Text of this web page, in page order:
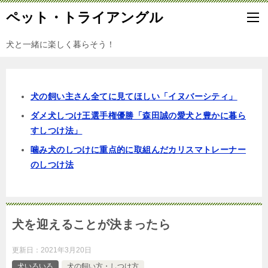
ペット・トライアングル
犬と一緒に楽しく暮らそう！
犬の飼い主さん全てに見てほしい「イヌバーシティ」
ダメ犬しつけ王選手権優勝「森田誠の愛犬と豊かに暮ら
すしつけ法」
噛み犬のしつけに重点的に取組んだカリスマトレーナー
のしつけ法
犬を迎えることが決まったら
更新日： 2021年3月20日
犬いろいろ
犬の飼い方・しつけ方